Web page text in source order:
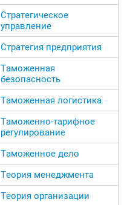
Стратегическое
управление
Стратегия предприятия
Таможенная
безопасность
Таможенная логистика
Таможенно-тарифное
регулирование
Таможенное дело
Теория менеджмента
Теория организации